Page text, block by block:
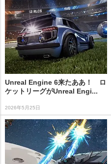
Unreal Engine 6来たああ！ ロ
ケットリーグがUnreal Engi...
2026年5月25日